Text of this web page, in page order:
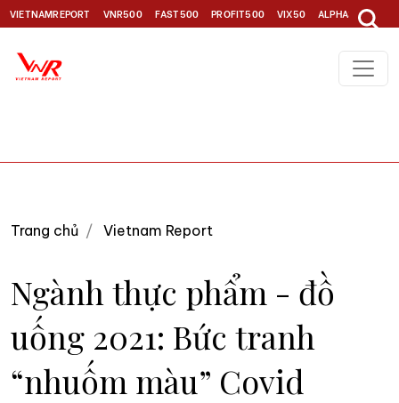
VIETNAMREPORT VNR500 FAST500 PROFIT500 VIX50 ALPHA30
Trang chủ Vietnam Report
Ngành thực phẩm - đồ
uống 2021: Bức tranh
“nhuốm màu” Covid